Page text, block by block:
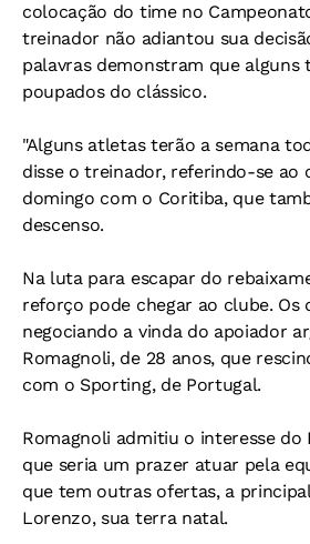
colocação do time no
treinador não adiantou sua
palavras demonstram que alguns
poupados do clássico.
"Alguns atletas terão a semana
disse o treinador, referindo-se ao
domingo com o Coritiba, que
descenso.
Na luta para escapar do
reforço pode chegar ao clube. Os
negociando a vinda do apoiador
Romagnoli, de 28 anos, que
com o Sporting, de Portugal.
Romagnoli admitiu o interesse do
que seria um prazer atuar pela
que tem outras ofertas, a
Lorenzo, sua terra natal.